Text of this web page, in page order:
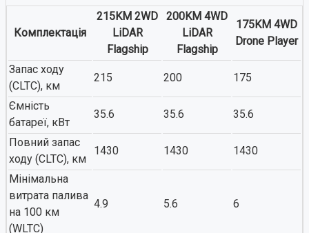
Комплектація
215KM 2WD
LiDAR
Flagship
200KM 4WD
LiDAR
Flagship
175KM 4WD
Drone Player
Запас ходу
(CLTC), км
215 200 175
Ємність
батареї, кВт
35.6 35.6 35.6
Повний запас
ходу (CLTC), км
1430 1430 1430
Мінімальна
витрата палива
на 100 км
(WLTC)
4.9 5.6 6